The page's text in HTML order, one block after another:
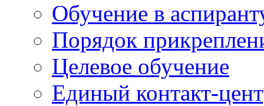
Обучение в
Порядок
Целевое обучение
Единый контакт-